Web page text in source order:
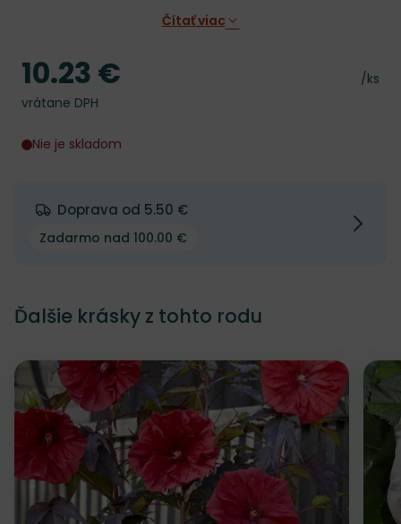
Čítať viac
Cena
/ks
Cena
10.23 €
vrátane DPH
Nie je skladom
Doprava od 5.50 €
Zadarmo nad 100.00 €
Ďalšie krásky z tohto rodu